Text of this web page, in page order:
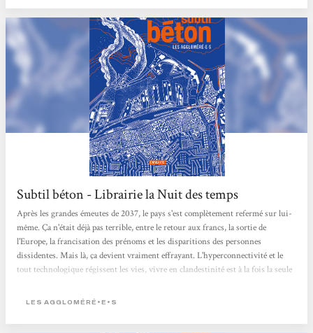
Subtil béton - Librairie la Nuit des temps
Après les grandes émeutes de 2037, le pays s'est complètement refermé sur lui-
même. Ça n'était déjà pas terrible, entre le retour aux francs, la sortie de
l'Europe, la francisation des prénoms et les disparitions des personnes
dissidentes. Mais là, ça devient vraiment effrayant. L'hyperconnectivité et le
tout technologique régissent les vies, vivre en clandestinité est à la fois la seule
bord de mer, et la campagne un peu plus loin, nous suivons Pedro, Faz, Onik,
LES AGGLOMÉRÉ•E•S